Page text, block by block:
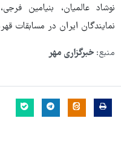
نوشاد عالمیان، بنیامین
نمایندگان ایران در مسابقات
منبع: خبرگزاری مهر